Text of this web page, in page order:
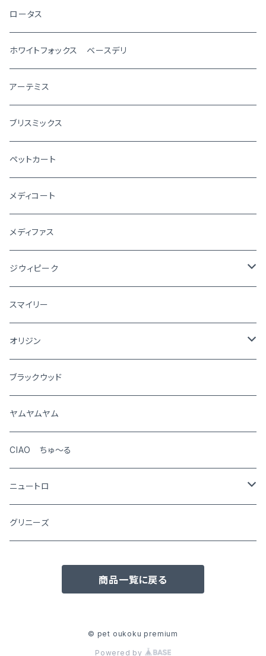
ロータス
ホワイトフォックス ベースデリ
アーテミス
ブリスミックス
ペットカート
メディコート
メディファス
ジウィピーク
犬
猫
スマイリー
オリジン
犬
猫
ブラックウッド
ヤムヤムヤム
CIAO ちゅ～る
ニュートロ
シュプレモ
ワイルドレシピ
グリニーズ
商品一覧に戻る
© pet oukoku premium
Powered by